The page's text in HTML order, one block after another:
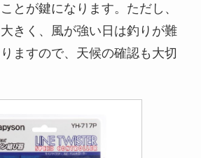
とが鍵になります。ただし、
きく、風が強い日は釣りが難
ますので、天候の確認も大切